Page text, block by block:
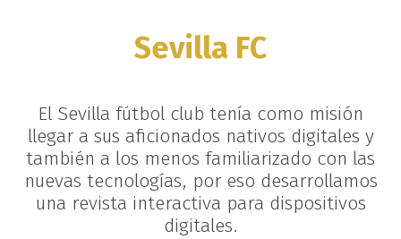
Sevilla FC
El Sevilla fútbol club tenía como misión
llegar a sus aficionados nativos digitales y
también a los menos familiarizado con las
nuevas tecnologías, por eso desarrollamos
una revista interactiva para dispositivos
digitales.